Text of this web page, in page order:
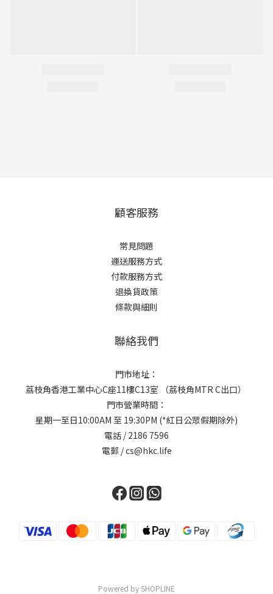
顧客服務
常見問題
運送服務方式
付款服務方式
退換貨政策
條款與細則
聯絡我們
門市地址：
荔枝角香港工業中心C座11樓C13室 （荔枝角MTR C出口）
門市營業時間：
星期一至日10:00AM 至 19:30PM (*紅日公眾假期除外)
電話 / 2186 7596
電郵 / cs@hkc.life
Powered by SHOPLINE